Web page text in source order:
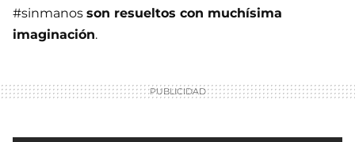
#sinmanos son resueltos con muchísima
imaginación.